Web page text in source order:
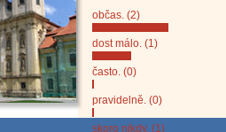
občas. (2)
dost málo. (1)
často. (0)
pravidelně. (0)
skoro nikdy. (1)